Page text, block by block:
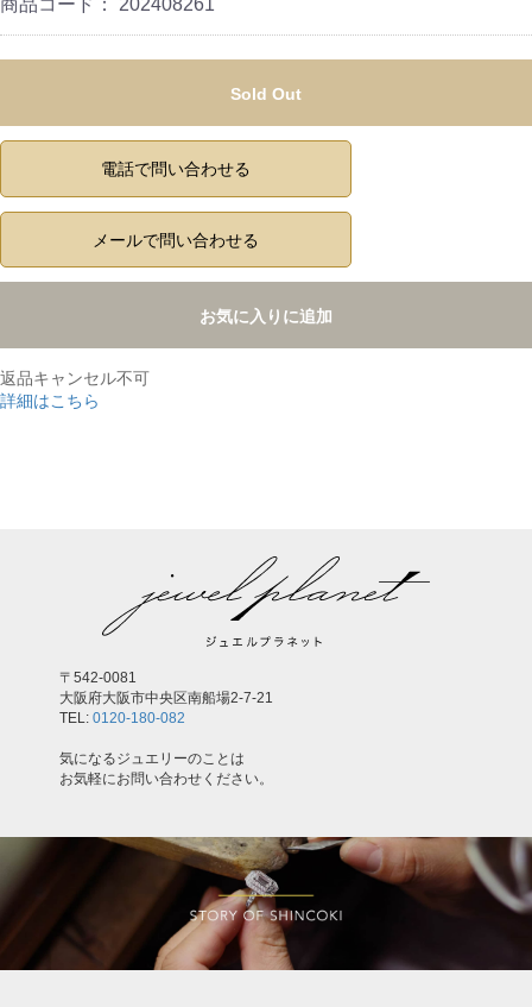
商品コード： 202408261
Sold Out
電話で問い合わせる
メールで問い合わせる
お気に入りに追加
返品キャンセル不可
詳細はこちら
〒542-0081
大阪府大阪市中央区南船場2-7-21
TEL: 0120-180-082
気になるジュエリーのことは
お気軽にお問い合わせください。